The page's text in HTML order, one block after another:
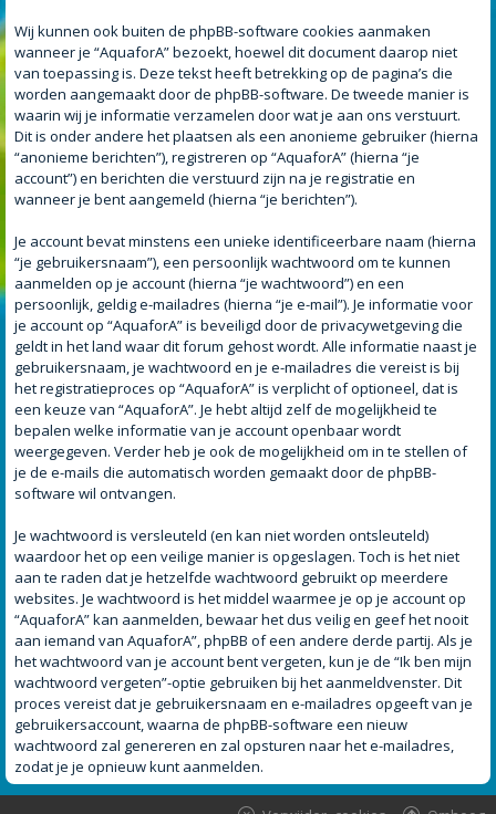
Wij kunnen ook buiten de phpBB-software cookies aanmaken
wanneer je “AquaforA” bezoekt, hoewel dit document daarop niet
van toepassing is. Deze tekst heeft betrekking op de pagina’s die
worden aangemaakt door de phpBB-software. De tweede manier is
waarin wij je informatie verzamelen door wat je aan ons verstuurt.
Dit is onder andere het plaatsen als een anonieme gebruiker (hierna
“anonieme berichten”), registreren op “AquaforA” (hierna “je
account”) en berichten die verstuurd zijn na je registratie en
wanneer je bent aangemeld (hierna “je berichten”).
Je account bevat minstens een unieke identificeerbare naam (hierna
“je gebruikersnaam”), een persoonlijk wachtwoord om te kunnen
aanmelden op je account (hierna “je wachtwoord”) en een
persoonlijk, geldig e-mailadres (hierna “je e-mail”). Je informatie voor
je account op “AquaforA” is beveiligd door de privacywetgeving die
geldt in het land waar dit forum gehost wordt. Alle informatie naast je
gebruikersnaam, je wachtwoord en je e-mailadres die vereist is bij
het registratieproces op “AquaforA” is verplicht of optioneel, dat is
een keuze van “AquaforA”. Je hebt altijd zelf de mogelijkheid te
bepalen welke informatie van je account openbaar wordt
weergegeven. Verder heb je ook de mogelijkheid om in te stellen of
je de e-mails die automatisch worden gemaakt door de phpBB-
software wil ontvangen.
Je wachtwoord is versleuteld (en kan niet worden ontsleuteld)
waardoor het op een veilige manier is opgeslagen. Toch is het niet
aan te raden dat je hetzelfde wachtwoord gebruikt op meerdere
websites. Je wachtwoord is het middel waarmee je op je account op
“AquaforA” kan aanmelden, bewaar het dus veilig en geef het nooit
aan iemand van AquaforA”, phpBB of een andere derde partij. Als je
het wachtwoord van je account bent vergeten, kun je de “Ik ben mijn
wachtwoord vergeten”-optie gebruiken bij het aanmeldvenster. Dit
proces vereist dat je gebruikersnaam en e-mailadres opgeeft van je
gebruikersaccount, waarna de phpBB-software een nieuw
wachtwoord zal genereren en zal opsturen naar het e-mailadres,
zodat je je opnieuw kunt aanmelden.